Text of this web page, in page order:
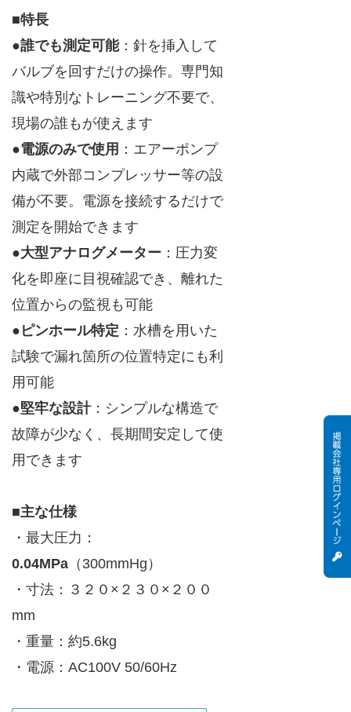
■特長
●誰でも測定可能：針を挿入して
バルブを回すだけの操作。専門知
識や特別なトレーニング不要で、
現場の誰もが使えます
●電源のみで使用 ：エアーポンプ
内蔵で外部コンプレッサー等の設
備が不要。電源を接続するだけで
測定を開始できます
●大型アナログメーター ：圧力変
化を即座に目視確認でき、離れた
位置からの監視も可能
● ピンホール特定 ：水槽を用いた
試験で漏れ箇所の位置特定にも利
用可能
●堅牢な設計：シンプルな構造で
故障が少なく、長期間安定して使
用できます
■主な仕様
・最大圧力：
0.04MPa （300mmHg）
・寸法：３２０×２３０×２００
mm
・重量：約5.6kg
・電源：AC100V 50/60Hz